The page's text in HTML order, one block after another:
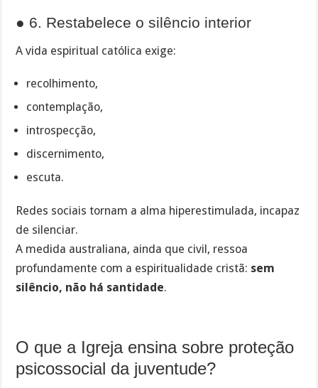
● 6. Restabelece o silêncio interior
A vida espiritual católica exige:
recolhimento,
contemplação,
introspecção,
discernimento,
escuta.
Redes sociais tornam a alma hiperestimulada, incapaz
de silenciar.
A medida australiana, ainda que civil, ressoa
profundamente com a espiritualidade cristã: sem
silêncio, não há santidade.
O que a Igreja ensina sobre proteção
psicossocial da juventude?